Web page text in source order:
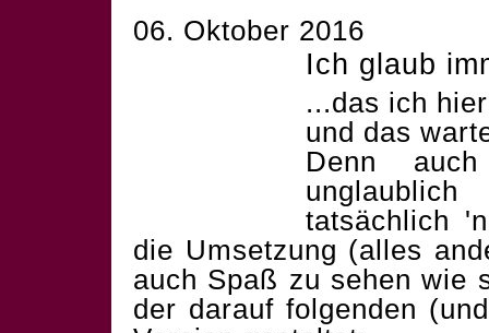
06. Oktober 2016
Ich glaub
...das ich
und das
Denn
tatsächlich
die Umsetzung (alles
auch Spaß zu sehen wie
der darauf folgenden